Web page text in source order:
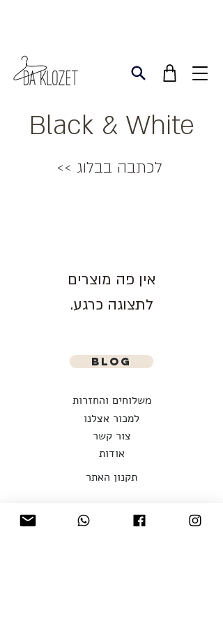
Black & White
לכתבה בבלוג >>
לתצוגה כרגע.
blog
משלוחים והחזרות
למכור אצלנו
צור קשר
אודות
תקנון האתר